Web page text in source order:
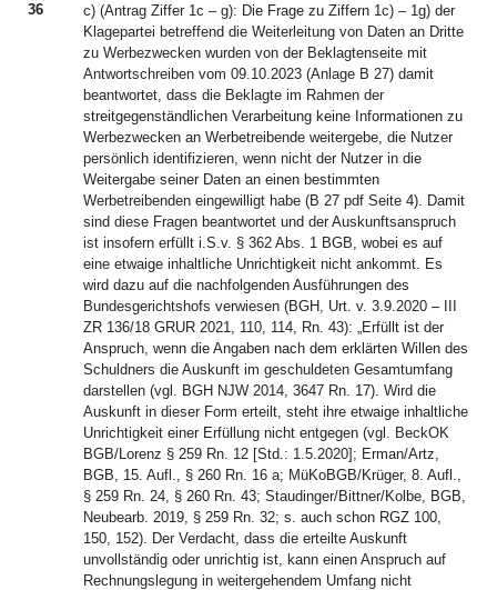
36
c) (Antrag Ziffer 1c – g): Die Frage zu Ziffern 1c) – 1g) der
Klagepartei betreffend die Weiterleitung von Daten an Dritte
zu Werbezwecken wurden von der Beklagtenseite mit
Antwortschreiben vom 09.10.2023 (Anlage B 27) damit
beantwortet, dass die Beklagte im Rahmen der
streitgegenständlichen Verarbeitung keine Informationen zu
Werbezwecken an Werbetreibende weitergebe, die Nutzer
persönlich identifizieren, wenn nicht der Nutzer in die
Weitergabe seiner Daten an einen bestimmten
Werbetreibenden eingewilligt habe (B 27 pdf Seite 4). Damit
sind diese Fragen beantwortet und der Auskunftsanspruch
ist insofern erfüllt i.S.v. § 362 Abs. 1 BGB, wobei es auf
eine etwaige inhaltliche Unrichtigkeit nicht ankommt. Es
wird dazu auf die nachfolgenden Ausführungen des
Bundesgerichtshofs verwiesen (BGH, Urt. v. 3.9.2020 – III
ZR 136/18 GRUR 2021, 110, 114, Rn. 43): „Erfüllt ist der
Anspruch, wenn die Angaben nach dem erklärten Willen des
Schuldners die Auskunft im geschuldeten Gesamtumfang
darstellen (vgl. BGH NJW 2014, 3647 Rn. 17). Wird die
Auskunft in dieser Form erteilt, steht ihre etwaige inhaltliche
Unrichtigkeit einer Erfüllung nicht entgegen (vgl. BeckOK
BGB/Lorenz § 259 Rn. 12 [Std.: 1.5.2020]; Erman/Artz,
BGB, 15. Aufl., § 260 Rn. 16 a; MüKoBGB/Krüger, 8. Aufl.,
§ 259 Rn. 24, § 260 Rn. 43; Staudinger/Bittner/Kolbe, BGB,
Neubearb. 2019, § 259 Rn. 32; s. auch schon RGZ 100,
150, 152). Der Verdacht, dass die erteilte Auskunft
unvollständig oder unrichtig ist, kann einen Anspruch auf
Rechnungslegung in weitergehendem Umfang nicht